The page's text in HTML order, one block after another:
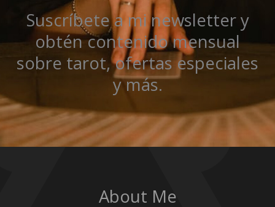
Suscríbete a mi newsletter y
obtén contenido mensual
sobre tarot, ofertas especiales
y más.
About Me